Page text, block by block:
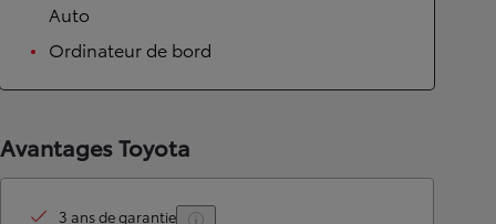
Auto
Ordinateur de bord
Avantages Toyota
3 ans de garantie